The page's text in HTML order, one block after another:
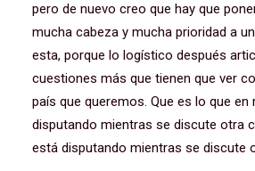
pero de nuevo creo que hay que
mucha cabeza y mucha prioridad a
esta, porque lo logístico después
cuestiones más que tienen que ver
país que queremos. Que es lo que en
disputando mientras se discute otra
está disputando mientras se discute